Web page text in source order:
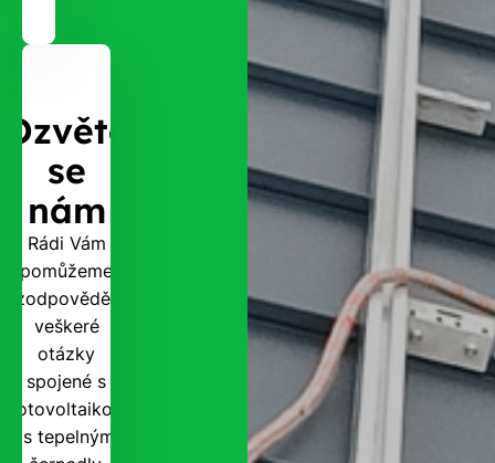
Ozvěte
se
nám
Rádi Vám
pomůžeme
zodpovědět
veškeré
otázky
spojené s
fotovoltaikou
i s tepelnými